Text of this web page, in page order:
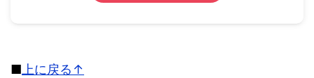
■ 上に戻る↑